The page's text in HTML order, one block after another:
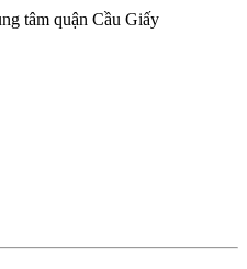
tâm quận Cầu Giấy